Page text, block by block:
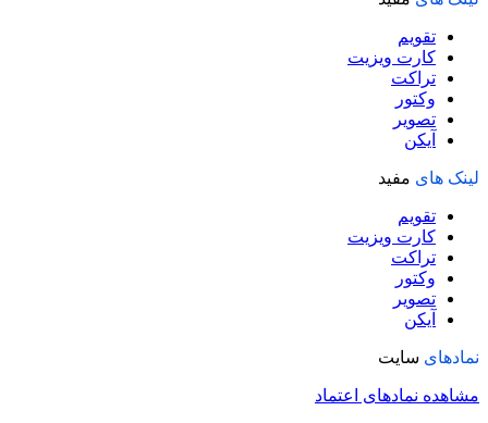
تقویم
کارت ویزیت
تراکت
وکتور
تصویر
آیکن
لینک های مفید
تقویم
کارت ویزیت
تراکت
وکتور
تصویر
آیکن
نمادهای سایت
مشاهده نمادهای اعتماد